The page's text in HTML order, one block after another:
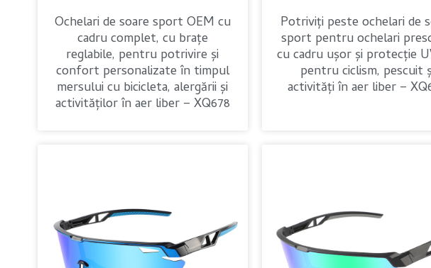
Ochelari de soare sport OEM cu
cadru complet, cu brațe
reglabile, pentru potrivire și
confort personalizate în timpul
mersului cu bicicleta, alergării și
activităților în aer liber – XQ678
Potriviți peste ochelari de
sport pentru ochelari
cu cadru ușor și protecție
pentru ciclism, pescuit
activități în aer liber –